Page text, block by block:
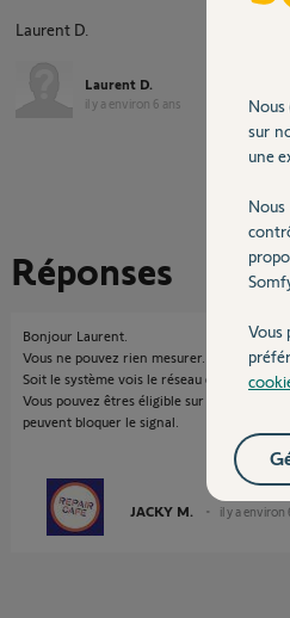
Laurent D.
Laurent D.
il y a environ 6 ans
Réponses
Bonjour Laurent.
Vous ne pouvez rien mesurer.
Soit le système vois le réseau de secours
Vous pouvez êtres éligible sur le site de
peuvent bloquer le signal.
JACKY M. il y a environ
Nous
sur
une
Vous